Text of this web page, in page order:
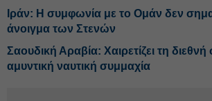
Ιράν: Η συμφωνία με το Ομάν δεν
άνοιγμα των Στενών
Σαουδική Αραβία: Χαιρετίζει τη
αμυντική ναυτική συμμαχία